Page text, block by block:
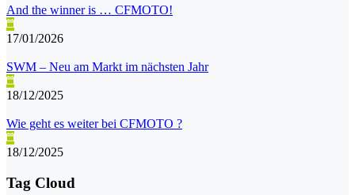
And the winner is … CFMOTO!
17/01/2026
SWM – Neu am Markt im nächsten Jahr
18/12/2025
Wie geht es weiter bei CFMOTO ?
18/12/2025
Tag Cloud